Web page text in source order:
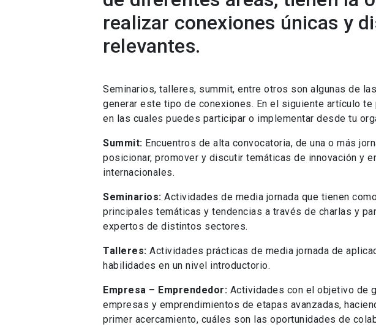
realizar conexiones únicas y
relevantes.
Seminarios, talleres, summit, entre otros son algunas de
generar este tipo de conexiones. En el siguiente artículo
en las cuales puedes participar o implementar desde tu
Summit: Encuentros de alta convocatoria, de una o más
posicionar, promover y discutir temáticas de innovación y
internacionales.
Seminarios: Actividades de media jornada que tienen
principales temáticas y tendencias a través de charlas y
expertos de distintos sectores.
Talleres: Actividades prácticas de media jornada de
habilidades en un nivel introductorio.
Empresa – Emprendedor: Actividades con el objetivo de
empresas y emprendimientos de etapas avanzadas,
primer acercamiento, cuáles son las oportunidades de